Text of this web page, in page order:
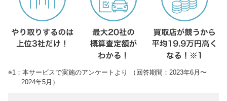
※1：本サービスで実施のアンケートより （回答期間：2023年6月〜
2024年5月）